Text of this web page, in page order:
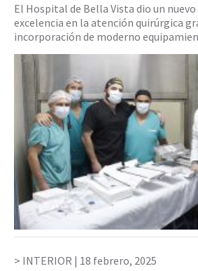
El Hospital de Bella Vista dio un
excelencia en la atención quirúrgica
incorporación de moderno
INTERIOR | 18 febrero, 2025